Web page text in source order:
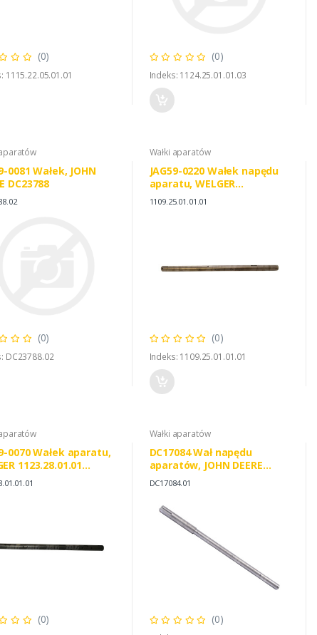
(0)
1115.22.05.01.01
(0)
Indeks: 1124.25.01.01.03
0081 Wałek, JOHN
DC23788
(0)
DC23788.02
Wałki aparatów
JAG59-0220 Wałek napędu
aparatu, WELGER
1109.25.01.01 1109250101
1109.25.01.01.01
(0)
Indeks: 1109.25.01.01.01
0070 Wałek aparatu,
1123.28.01.01
(0)
Wałki aparatów
DC17084 Wał napędu
aparatów, JOHN DEERE
DC17084 GRANIT PARTS
640DC17084
DC17084.01
(0)